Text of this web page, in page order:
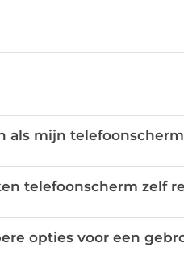
als mijn
telefoonscherm zelf
opties voor een